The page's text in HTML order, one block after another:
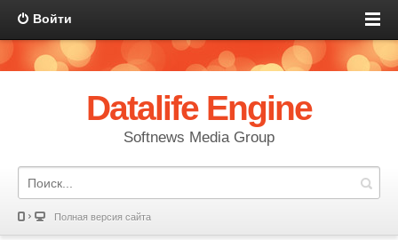
Войти
Datalife Engine
Softnews Media Group
Полная версия сайта